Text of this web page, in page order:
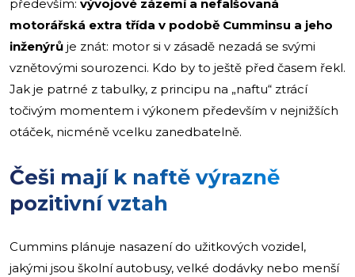
především: vývojové zázemí a nefalšovaná
motorářská extra třída v podobě Cumminsu a jeho
inženýrů je znát: motor si v zásadě nezadá se svými
vznětovými sourozenci. Kdo by to ještě před časem řekl.
Jak je patrné z tabulky, z principu na „naftu“ ztrácí
točivým momentem i výkonem především v nejnižších
otáček, nicméně vcelku zanedbatelně.
Češi mají k naftě výrazně
pozitivní vztah
Cummins plánuje nasazení do užitkových vozidel,
jakými jsou školní autobusy, velké dodávky nebo menší